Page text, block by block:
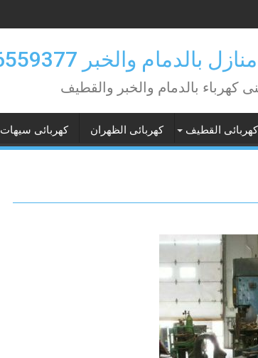
والخبر 0546559377
كهرباء بالدمام والخبر والقطيف
كهربائى القطيف كهربائى الظهران كهربائى سيهات